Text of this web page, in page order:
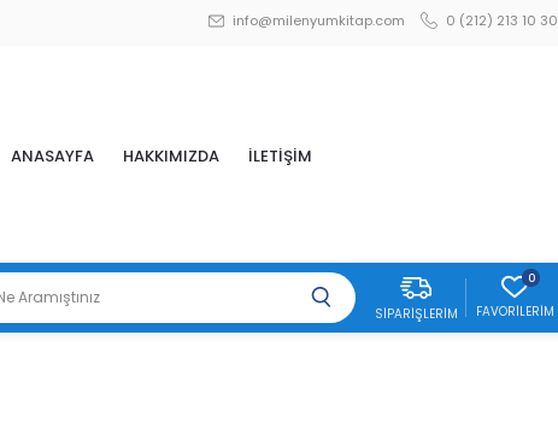
info@milenyumkitap.com 0 (212) 213 10 30
ANASAYFA HAKKIMIZDA İLETİŞİM
SIPARIŞLERIM
0
FAVORILERIM